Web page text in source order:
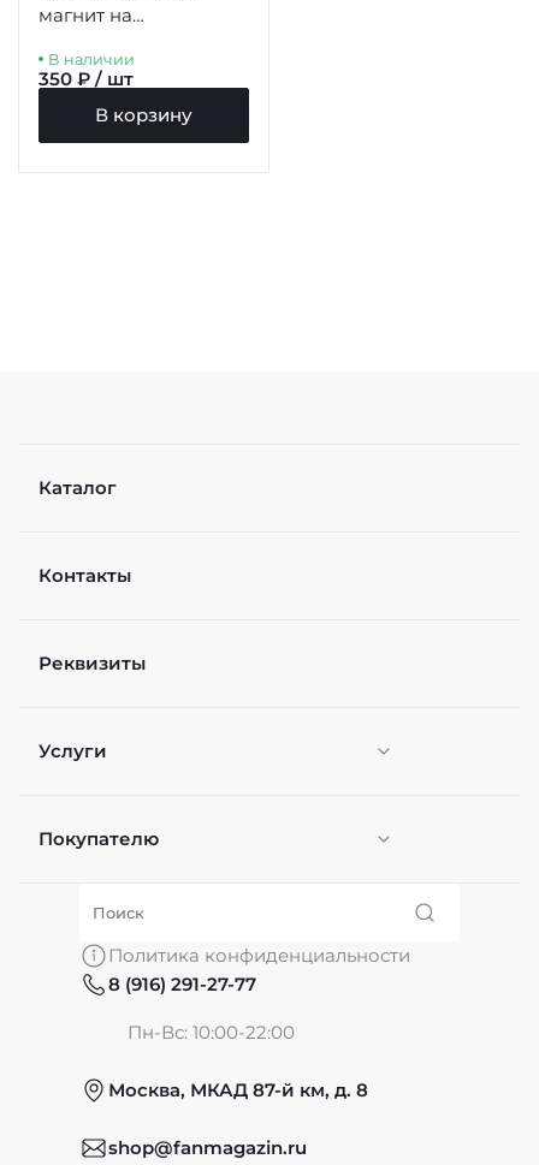
магнит на
В наличии
350 ₽ / шт
В корзину
Каталог
Контакты
Реквизиты
Услуги
Персонификация
Покупателю
О нас
Обмен и возврат
Политика конфиденциальности
8 (916) 291-27-77
Пн-Вс: 10:00-22:00
Москва, МКАД 87-й км, д. 8
shop@fanmagazin.ru